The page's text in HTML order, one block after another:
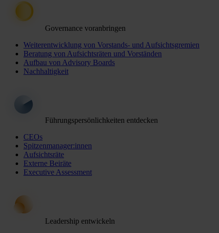
Governance voranbringen
Weiterentwicklung von Vorstands- und Aufsichtsgremien
Beratung von Aufsichtsräten und Vorständen
Aufbau von Advisory Boards
Nachhaltigkeit
Führungspersönlichkeiten entdecken
CEOs
Spitzenmanager:innen
Aufsichtsräte
Externe Beiräte
Executive Assessment
Leadership entwickeln